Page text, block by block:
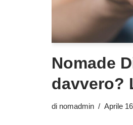
Nomade
davvero?
di nomadmin Aprile